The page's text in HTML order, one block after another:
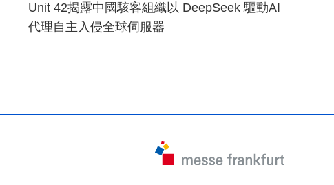
Unit 42揭露中國駭客組織以 DeepSeek 驅動AI
代理自主入侵全球伺服器